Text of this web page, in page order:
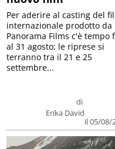
di
Erika David
il 05/08/
Per aderire al casting del
internazionale prodotto da
Panorama Films c'è tempo
al 31 agosto; le riprese si
terranno tra il 21 e 25
settembre...